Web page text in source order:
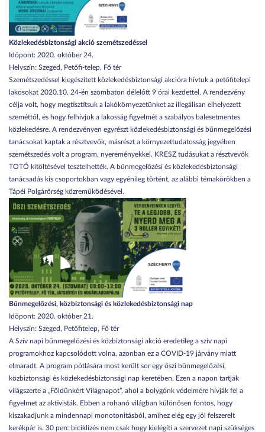
Közlekedésbiztonsági akció szemétszedéssel
Időpont: 2020. október 24.
Helyszín: Szeged, Petőfi-telep, Fő tér
Szemétszedéssel kiegészített közlekedésbiztonsági akcióra hívtuk a petőfitelepi
lakosokat 2020.10. 24-én szombaton délelőtt 9 órai kezdettel. A rendezvény
célja volt, hogy megtisztítsuk a lakókörnyezetünket az illegálisan elhelyezett
szeméttől, és hogy felhívjuk a lakosság figyelmét a szabályos balesetmentes
közlekedésre. A rendezvényen egyrészt közlekedésbiztonsági és bűnmegelőzési
tanácsokat kaptak a résztvevők, másrészt a környezettudatosság jegyében
szemétszedés volt a program, nyereményekkel. KRESZ tudásukat a résztvevők
TOTÓ kitöltésével tesztelhették. A bűnmegelőzési és közlekedésbiztonsági
tanácsadás kis csoportokban vagy egyénileg történt, az alábbi témakörökben a
Tápéi Polgárőrség közreműködésével.
Bűnmegelőzési, közbiztonsági és közlekedésbiztonsági nap
Időpont: 2020. október 21.
Helyszín: Szeged, Petőfitelep, Fő tér
A Szív napi bűnmegelőzési és közbiztonsági akció eredetileg a szív napi
programokhoz kapcsolódott volna, azonban ez a COVID-19 járvány miatt
elmaradt. A program pótlására most került sor egy őszi bűnmegelőzési,
közbiztonsági és közlekedésbiztonsági nap keretében. Ezen a napon tartják
világszerte a „Földünkért Világnapot”, ahol a bolygónk védelmére hívják fel a
figyelmet az aktivisták. Ebben a rohanó világban különösen fontos, hogy
kiszakadjunk a mindennapi monotonitásból, amihez elég egy jól felszerelt
kerékpár is. 30 perc biciklizés nem csak hogy kielégíti a szervezet napi szükséges